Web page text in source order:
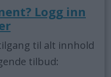
Logg inn
til alt innhold
tilbud: